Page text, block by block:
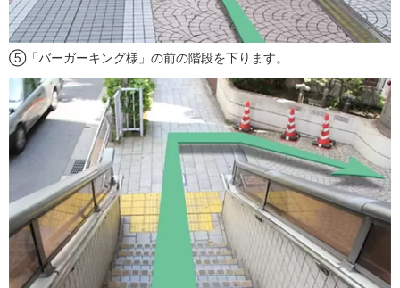
⑤「バーガーキング様」の前の階段を下ります。